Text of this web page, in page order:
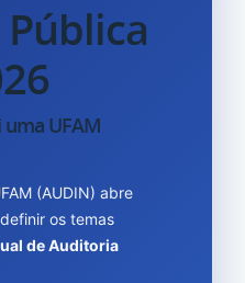
UFAM
(AUDIN) abre
os temas
de Auditoria